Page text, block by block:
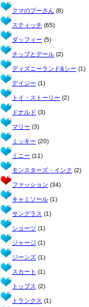
クマのプーさん (8)
スティッチ (65)
ダッフィー (5)
チップとデール (2)
ディズニーランド&シー (1)
デイジー (1)
トイ・ストーリー (2)
ドナルド (3)
マリー (3)
ミッキー (20)
ミニー (11)
モンスターズ・インク (2)
ファッション (34)
キャミソール (1)
サングラス (1)
ショーツ (1)
ジャージ (1)
ジーンズ (1)
スカート (1)
トップス (2)
トランクス (1)